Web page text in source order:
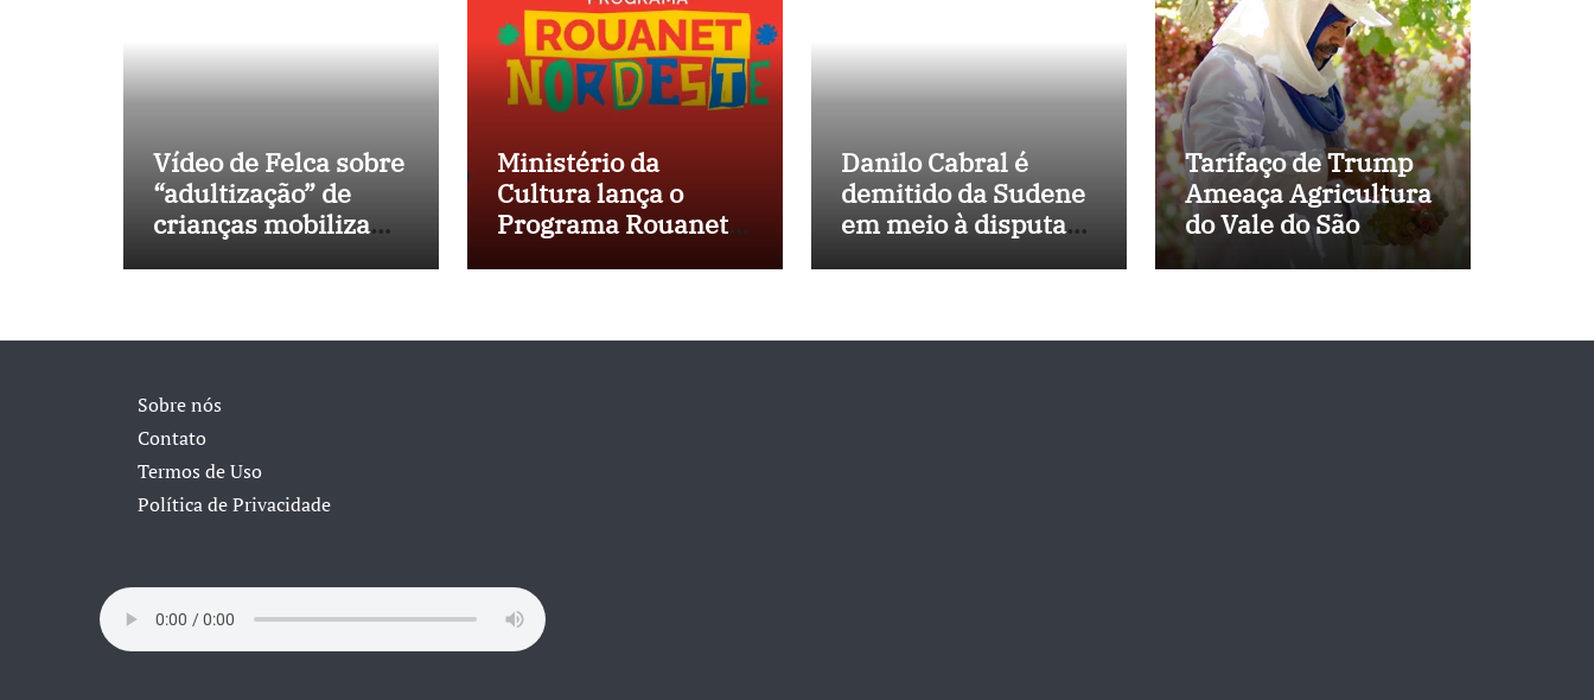
Vídeo de Felca sobre
“adultização” de
crianças mobiliza
Ministério da
Cultura lança o
Programa Rouanet
Danilo Cabral é
demitido da Sudene
em meio à disputa
Tarifaço de Trump
Ameaça Agricultura
do Vale do São
Francisco, e
Sobre nós
Contato
Termos de Uso
Política de Privacidade